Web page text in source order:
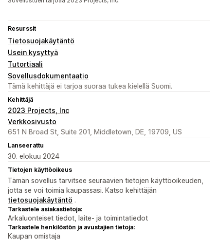
Resurssit
Tietosuojakäytäntö
Usein kysyttyä
Tutortiaali
Sovellusdokumentaatio
Tämä kehittäjä ei tarjoa suoraa tukea kielellä Suomi.
Kehittäjä
2023 Projects, Inc
Verkkosivusto
651 N Broad St, Suite 201, Middletown, DE, 19709, US
Lanseerattu
30. elokuu 2024
Tietojen käyttöoikeus
Tämän sovellus tarvitsee seuraavien tietojen käyttöoikeuden,
jotta se voi toimia kaupassasi. Katso kehittäjän
tietosuojakäytäntö .
Tarkastele asiakastietoja:
Arkaluonteiset tiedot, laite- ja toimintatiedot
Tarkastele henkilöstön ja avustajien tietoja:
Kaupan omistaja